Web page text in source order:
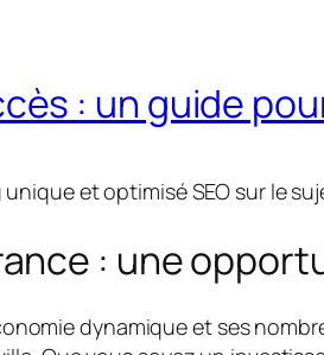
: un guide
et optimisé SEO sur le
: une
dynamique et ses